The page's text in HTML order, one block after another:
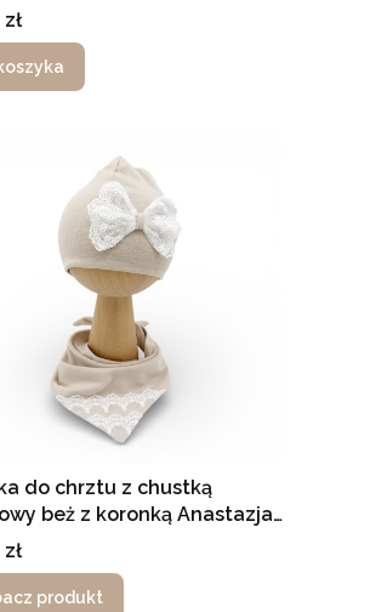
do chrztu z chustką
koronką Anastazja
produkt